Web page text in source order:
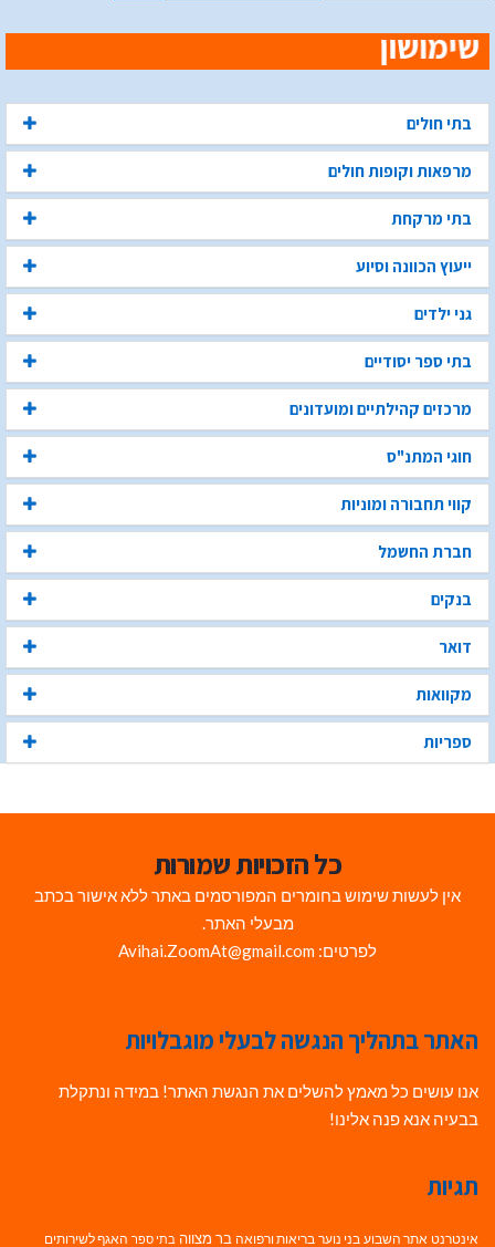
בתי חולים
מרפאות וקופות חולים
בתי מרקחת
ייעוץ הכוונה וסיוע
גני ילדים
בתי ספר יסודיים
מרכזים קהילתיים ומועדונים
חוגי המתנ"ס
קווי תחבורה ומוניות
חברת החשמל
בנקים
דואר
מקוואות
ספריות
כל הזכויות שמורות
אין לעשות שימוש בחומרים המפורסמים באתר ללא אישור בכתב
מבעלי האתר.
לפרטים: Avihai.ZoomAt@gmail.com
האתר בתהליך הנגשה לבעלי מוגבלויות
אנו עושים כל מאמץ להשלים את הנגשת האתר! במידה ונתקלת
בבעיה אנא פנה אלינו!
תגיות
אינטרנט אתר השבוע בני נוער בריאות ורפואה בר מצווה בתי ספר האגף לשירותים